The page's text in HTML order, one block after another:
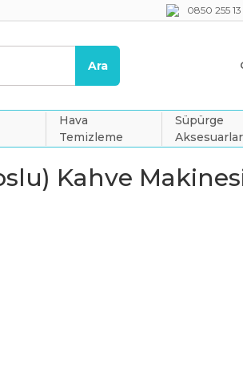
0850 255 13
Ara
Hava
Temizleme
Süpürge
Kahve